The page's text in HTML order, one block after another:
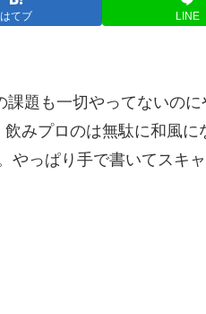
はてブ LINE
題も一切やってないの
みプロのは無駄に和風
っぱり手で書いてスキ